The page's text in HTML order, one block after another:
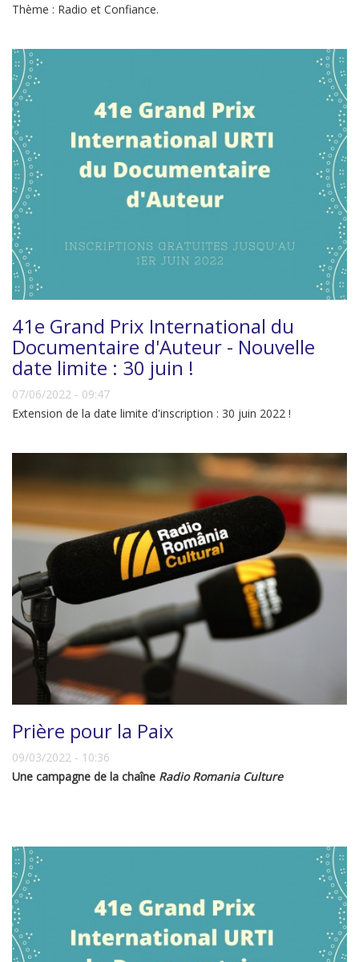
Thème : Radio et Confiance.
41e Grand Prix International du
Documentaire d'Auteur - Nouvelle
date limite : 30 juin !
07/06/2022 - 09:47
Extension de la date limite d'inscription : 30 juin 2022 !
Prière pour la Paix
09/03/2022 - 10:36
Une campagne de la chaîne Radio Romania Culture